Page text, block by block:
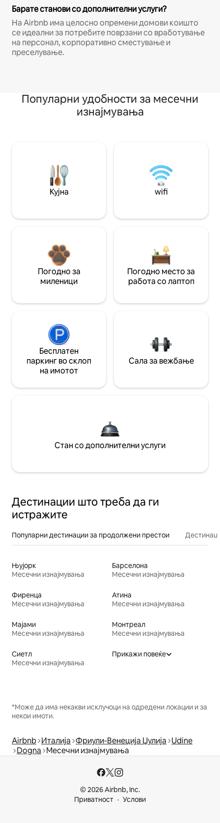
Барате станови со дополнителни услуги?
На Airbnb има целосно опремени домови коишто
се идеални за потребите поврзани со вработување
на персонал, корпоративно сместување и
преселување.
Популарни удобности за месечни
изнајмувања
Кујна wifi
Погодно за
миленици
Погодно место за
работа со лаптоп
Бесплатен
паркинг во склоп
на имотот
Сала за вежбање
Стан со дополнителни услуги
Дестинации што треба да ги
истражите
Популарни дестинации за продолжени престои
Њујорк
Месечни изнајмувања
Барселона
Месечни изнајмувања
Фиренца
Месечни изнајмувања
Атина
Месечни изнајмувања
Мајами
Месечни изнајмувања
Монтреал
Месечни изнајмувања
Сиетл
Месечни изнајмувања
Прикажи повеќе
*Може да има некакви исклучоци на одредени локации и за
некои имоти.
Airbnb Италија Фриули-Венеција Џулија Udine
Dogna Месечни изнајмувања
© 2026 Airbnb, Inc.
Приватност
Услови